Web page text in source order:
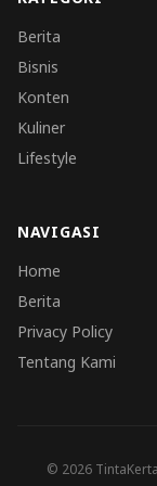
Berita
Bisnis
Konten
Kuliner
Lifestyle
NAVIGASI
Home
Berita
Privacy Policy
Tentang Kami
© 2026